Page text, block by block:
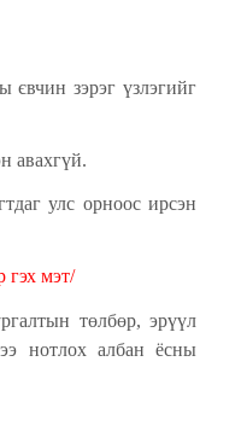
євчин зэрэг үзлэгийг
авахгүй.
улс орноос ирсэн
гэх мэт/
төлбөр, эрүүл
нотлох албан ёсны